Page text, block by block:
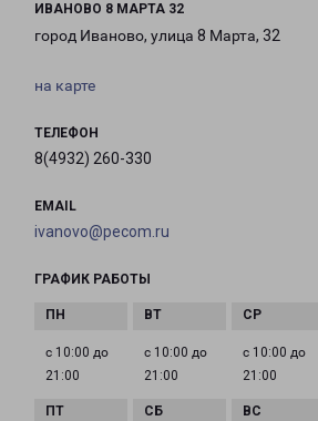
ИВАНОВО 8 МАРТА 32
город Иваново, улица 8 Марта, 32
на карте
ТЕЛЕФОН
8(4932) 260-330
EMAIL
ivanovo@pecom.ru
ГРАФИК РАБОТЫ
с 10:00 до
21:00
с 10:00 до
21:00
с 10:00 до
21:00